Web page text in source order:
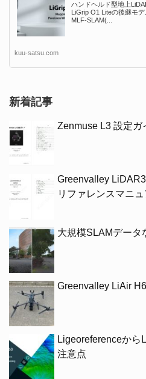
ハンドヘルド型地上
LiGrip O1 Liteの後継モデ
MLF-SLAM(...
kuu-satsu.com
新着記事
Zenmuse L3 設定ガ
Greenvalley
リファレンスマニ
大規模SLAMデータ
Greenvalley LiAir
Ligeoreferenceか
注意点